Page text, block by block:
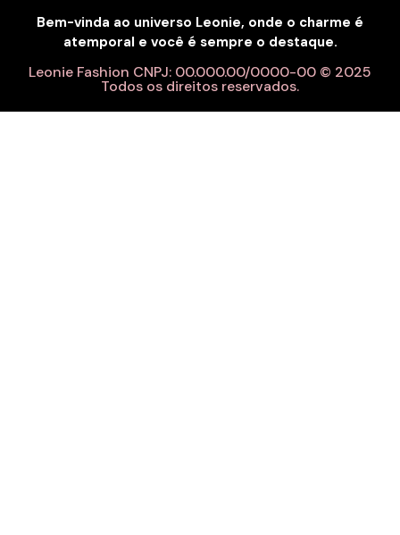
Bem-vinda ao universo Leonie, onde o charme é
atemporal e você é sempre o destaque.
Leonie Fashion CNPJ: 00.000.00/0000-00 © 2025
Todos os direitos reservados.